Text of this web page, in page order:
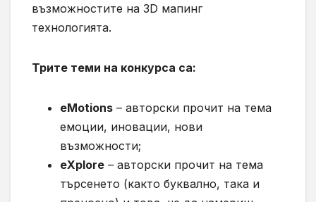
възможностите на 3D мапинг
технологията.
Трите теми на конкурса са:
eMotions – авторски прочит на тема
емоции, иновации, нови
възможности;
eXplore – авторски прочит на тема
търсенето (както буквално, така и